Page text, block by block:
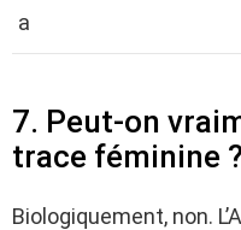
a
7. Peut-on
trace féminine ?
Biologiquement, non.